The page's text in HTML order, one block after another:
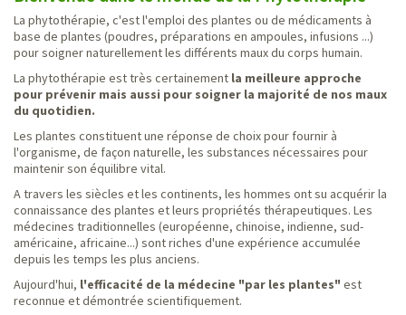
La phytothérapie, c'est l'emploi des plantes ou de médicaments à
base de plantes (poudres, préparations en ampoules, infusions ...)
pour soigner naturellement les différents maux du corps humain.
La phytothérapie est très certainement la meilleure approche
pour prévenir mais aussi pour soigner la majorité de nos maux
du quotidien.
Les plantes constituent une réponse de choix pour fournir à
l'organisme, de façon naturelle, les substances nécessaires pour
maintenir son équilibre vital.
A travers les siècles et les continents, les hommes ont su acquérir la
connaissance des plantes et leurs propriétés thérapeutiques. Les
médecines traditionnelles (européenne, chinoise, indienne, sud-
américaine, africaine...) sont riches d'une expérience accumulée
depuis les temps les plus anciens.
Aujourd'hui, l'efficacité de la médecine "par les plantes" est
reconnue et démontrée scientifiquement.